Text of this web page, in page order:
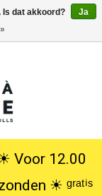
Voor 12.00
☀︎ ᵍʳᵃᵗⁱˢ
Is dat akkoord?
Ja